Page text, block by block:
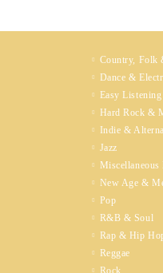
Country, Folk
Dance &
Easy Listening
Hard Rock &
Indie &
Jazz
Miscellaneous
New Age &
Pop
R&B & Soul
Rap & Hip
Reggae
Rock